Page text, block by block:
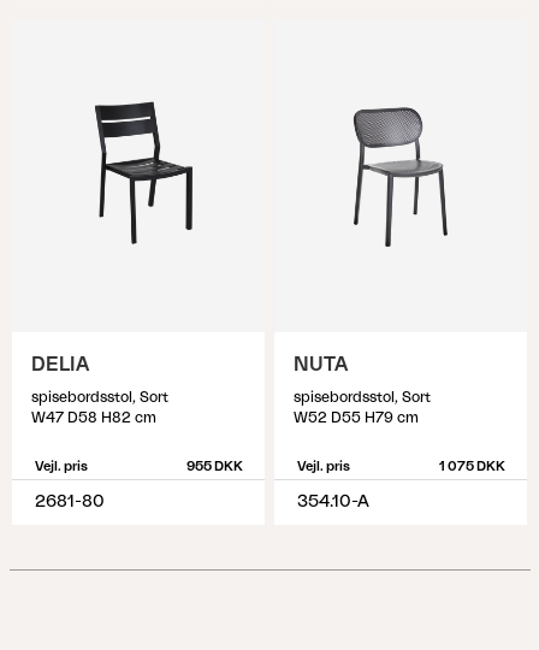
DELIA
spisebordsstol, Sort
W47 D58 H82 cm
Vejl. pris 955 DKK
2681-80
NUTA
spisebordsstol, Sort
W52 D55 H79 cm
Vejl. pris 1 075 DKK
354.10-A